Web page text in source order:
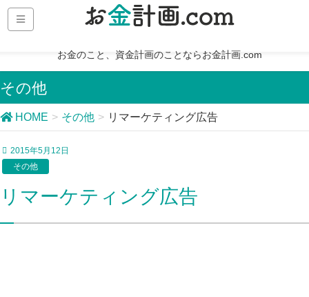
お金のこと、資金計画のことならお金計画.com
その他
HOME その他 リマーケティング広告
2015年5月12日
その他
リマーケティング広告